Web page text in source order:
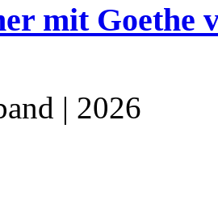
mit Goethe
| 2026